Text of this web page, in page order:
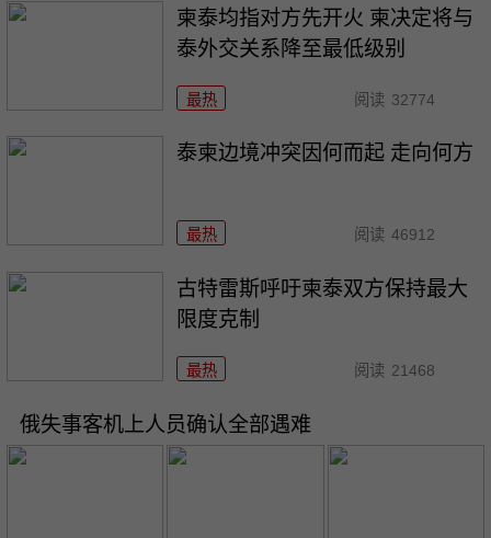
柬泰均指对方先开火 柬决定将与
泰外交关系降至最低级别
最热 阅读 32774
泰柬边境冲突因何而起 走向何方
最热 阅读 46912
古特雷斯呼吁柬泰双方保持最大
限度克制
最热 阅读 21468
俄失事客机上人员确认全部遇难